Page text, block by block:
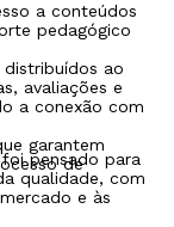
a conteúdos
pedagógico
ao
avaliações e
a conexão com
garantem
de
pensado para
qualidade, com
e às